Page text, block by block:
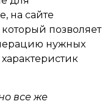
на сайте
позволяет
нужных
все же